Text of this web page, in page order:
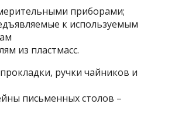
приборами;
к используемым
из пластмасс.
ручки чайников и
письменных столов –